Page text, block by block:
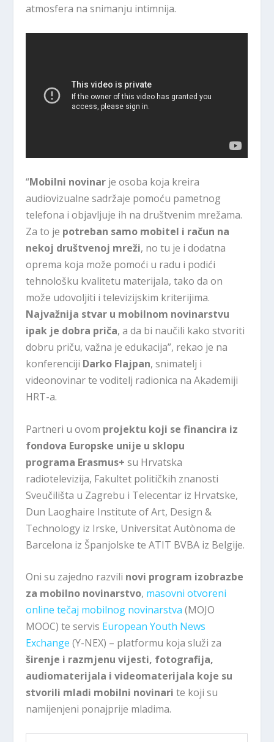
atmosfera na snimanju intimnija.
“Mobilni novinar je osoba koja kreira
audiovizualne sadržaje pomoću pametnog
telefona i objavljuje ih na društvenim mrežama.
Za to je potreban samo mobitel i račun na
nekoj društvenoj mreži, no tu je i dodatna
oprema koja može pomoći u radu i podići
tehnološku kvalitetu materijala, tako da on
može udovoljiti i televizijskim kriterijima.
Najvažnija stvar u mobilnom novinarstvu
ipak je dobra priča, a da bi naučili kako stvoriti
dobru priču, važna je edukacija”, rekao je na
konferenciji Darko Flajpan, snimatelj i
videonovinar te voditelj radionica na Akademiji
HRT-a.
Partneri u ovom projektu koji se financira iz
fondova Europske unije u sklopu
programa Erasmus+ su Hrvatska
radiotelevizija, Fakultet političkih znanosti
Sveučilišta u Zagrebu i Telecentar iz Hrvatske,
Dun Laoghaire Institute of Art, Design &
Technology iz Irske, Universitat Autònoma de
Barcelona iz Španjolske te ATIT BVBA iz Belgije.
Oni su zajedno razvili novi program izobrazbe
za mobilno novinarstvo, masovni otvoreni
online tečaj mobilnog novinarstva (MOJO
MOOC) te servis European Youth News
Exchange (Y-NEX) – platformu koja služi za
širenje i razmjenu vijesti, fotografija,
audiomaterijala i videomaterijala koje su
stvorili mladi mobilni novinari te koji su
namijenjeni ponajprije mladima.